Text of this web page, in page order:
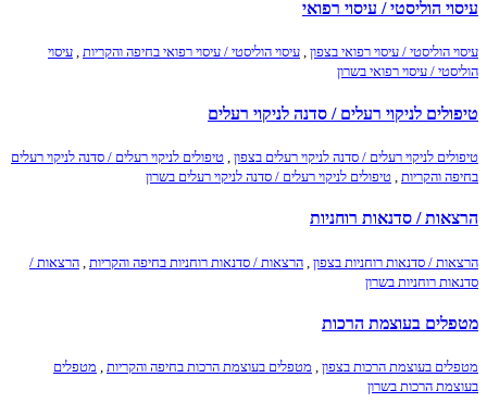
עיסוי הוליסטי / עיסוי רפואי
עיסוי הוליסטי / עיסוי רפואי בצפון , עיסוי הוליסטי / עיסוי רפואי בחיפה והקריות , עיסוי
הוליסטי / עיסוי רפואי בשרון
טיפולים לניקוי רעלים / סדנה לניקוי רעלים
טיפולים לניקוי רעלים / סדנה לניקוי רעלים בצפון טיפולים לניקוי רעלים / סדנה לניקוי רעלים
בחיפה והקריות
טיפולים לניקוי רעלים / סדנה לניקוי רעלים בשרון
הרצאות / סדנאות רוחניות
הרצאות / סדנאות רוחניות בצפון הרצאות / סדנאות רוחניות בחיפה והקריות
הרצאות /
סדנאות רוחניות בשרון
מטפלים בעוצמת הרכות
מטפלים בעוצמת הרכות בצפון , מטפלים בעוצמת הרכות בחיפה והקריות , מטפלים
בעוצמת הרכות בשרון